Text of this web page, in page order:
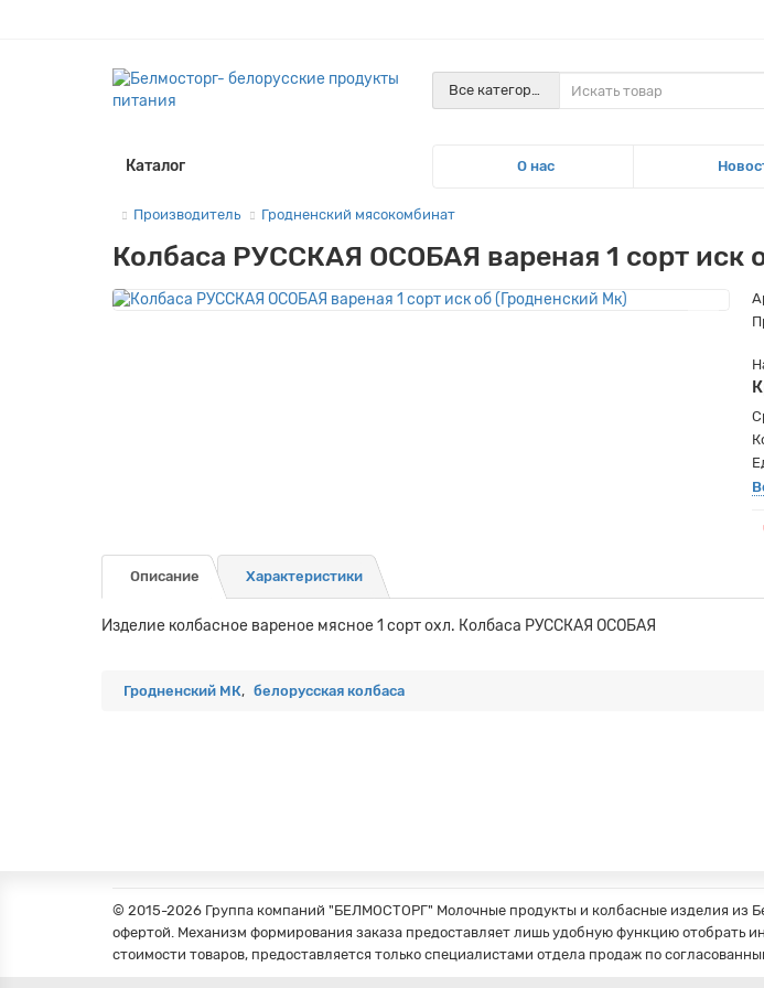
Все категории
Каталог О нас
Производитель Гродненский мясокомбинат
Колбаса РУССКАЯ ОСОБАЯ вареная 1 сорт иск
Описание Характеристики
Изделие колбасное вареное мясное 1 сорт охл. Колбаса РУССКАЯ ОСОБАЯ
Гродненский МК, белорусская колбаса
© 2015-2026 Группа компаний "БЕЛМОСТОРГ" Молочные продукты и колбасные изделия из
офертой. Механизм формирования заказа предоставляет лишь удобную функцию отобрать
стоимости товаров, предоставляется только специалистами отдела продаж по